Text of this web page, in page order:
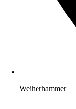
Weiherhammer